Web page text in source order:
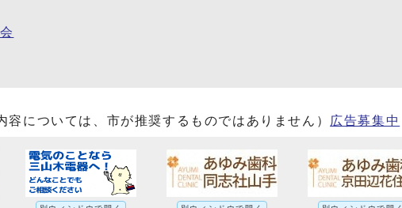
容については、市が推奨するものではありません） 広告募集中